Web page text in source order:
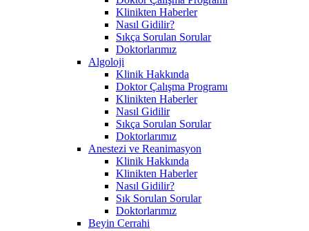
Klinikten Haberler
Nasıl Gidilir?
Sıkça Sorulan Sorular
Doktorlarımız
Algoloji
Klinik Hakkında
Doktor Çalışma Programı
Klinikten Haberler
Nasıl Gidilir
Sıkça Sorulan Sorular
Doktorlarımız
Anestezi ve Reanimasyon
Klinik Hakkında
Klinikten Haberler
Nasıl Gidilir?
Sık Sorulan Sorular
Doktorlarımız
Beyin Cerrahi